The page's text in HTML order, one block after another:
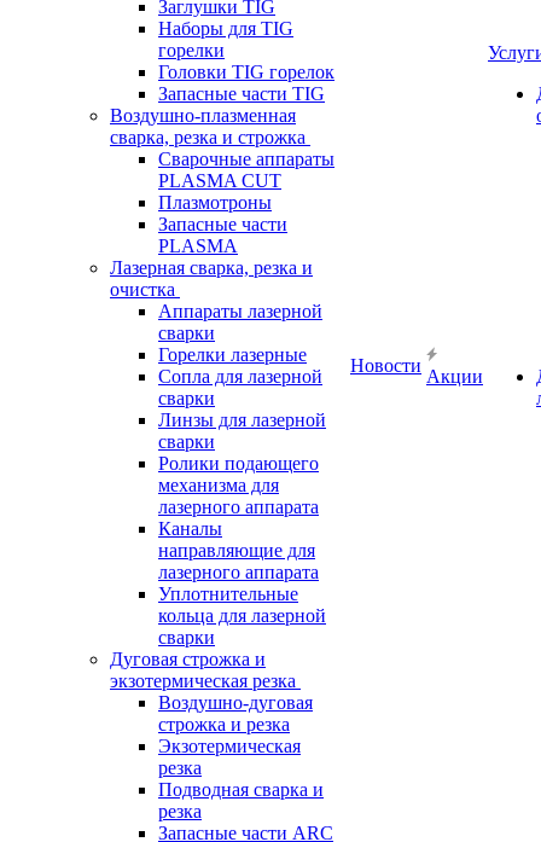
Заглушки TIG
Наборы для TIG
горелки
Головки TIG горелок
Запасные части TIG
Воздушно-плазменная
сварка, резка и строжка
Сварочные аппараты
PLASMA CUT
Плазмотроны
Запасные части
PLASMA
Лазерная сварка, резка и
очистка
Аппараты лазерной
сварки
Горелки лазерные
Сопла для лазерной
сварки
Линзы для лазерной
сварки
Ролики подающего
механизма для
лазерного аппарата
Каналы
направляющие для
лазерного аппарата
Уплотнительные
кольца для лазерной
сварки
Дуговая строжка и
экзотермическая резка
Воздушно-дуговая
строжка и резка
Экзотермическая
резка
Подводная сварка и
резка
Запасные части ARC
Новости
Акции